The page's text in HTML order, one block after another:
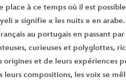
place à ce temps où il est
» signifie « les nuits » en
au portugais en passant
curieuses et polyglottes,
origines et de leurs expériences
leurs compositions, les voix se